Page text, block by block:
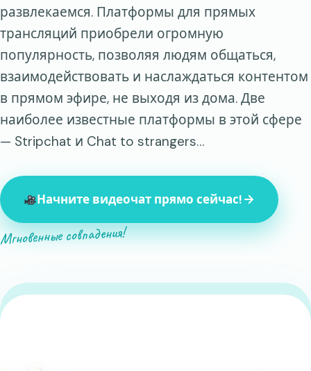
развлекаемся. Платформы для прямых
трансляций приобрели огромную
популярность, позволяя людям общаться,
взаимодействовать и наслаждаться контентом
в прямом эфире, не выходя из дома. Две
наиболее известные платформы в этой сфере
— Stripchat и Chat to strangers…
Начните видеочат прямо сейчас!
Мгновенные совпадения!